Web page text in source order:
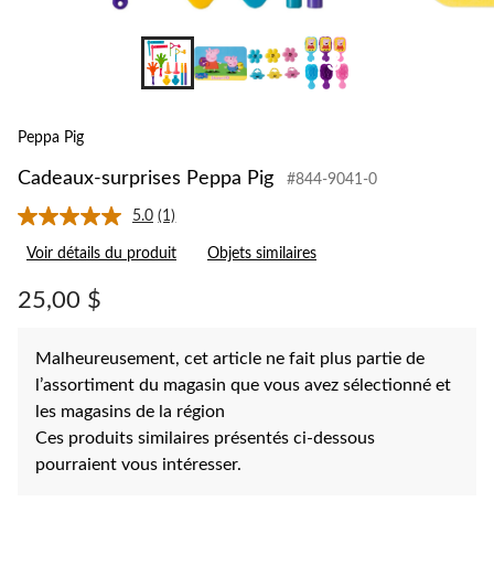
+3
Peppa Pig
Cadeaux-surprises Peppa Pig #844-9041-0
5.0 Lire
commentaire.
page.
(1)
Voir détails du produit Objets similaires
25,00 $
Malheureusement, cet article ne fait plus partie de
l’assortiment du magasin que vous avez sélectionné et
les magasins de la région
Ces produits similaires présentés ci-dessous
pourraient vous intéresser.